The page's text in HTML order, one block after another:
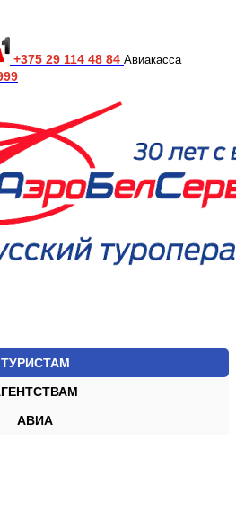
+375 29 114 48 84 Авиакасса
ТУРИСТАМ
АВИА